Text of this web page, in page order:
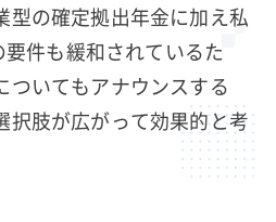
型の確定拠出年金に加え私
件も緩和されているた
ついてもアナウンスする
択肢が広がって効果的と考